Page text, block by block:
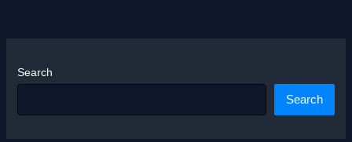
Search
Search